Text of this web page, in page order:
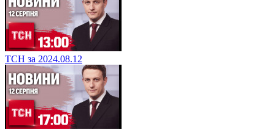
ТСН за 2024.08.12